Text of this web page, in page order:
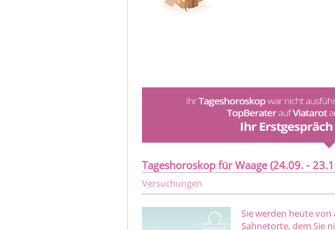
Tageshoroskop für Waage (24.09. -
Versuchungen
Sie werden heute von
Sahnetorte, dem Sie